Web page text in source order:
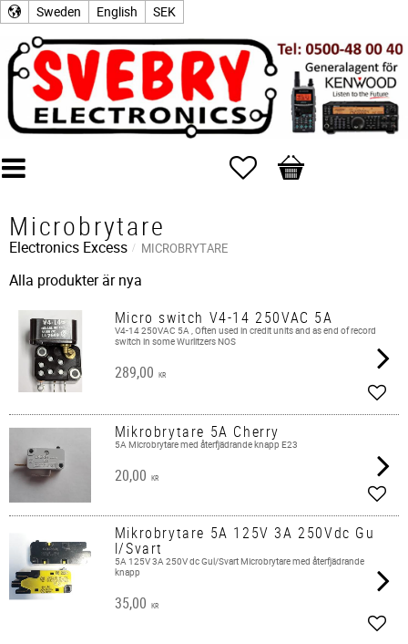
Sweden English SEK
Favorites
Basket
Microbrytare
Electronics Excess MICROBRYTARE
Alla produkter är nya
Micro switch V4-14 250VAC 5A
V4-14 250VAC 5A , Often used in credit units and as end of record
switch in some Wurlitzers NOS
289,00 KR
Add
Mikrobrytare 5A Cherry
5A Microbrytare med återfjädrande knapp E23
20,00 KR
Add
Mikrobrytare 5A 125V 3A 250Vdc Gu
l/Svart
5A 125V 3A 250V dc Gul/Svart Microbrytare med återfjädrande
knapp
35,00 KR
Add